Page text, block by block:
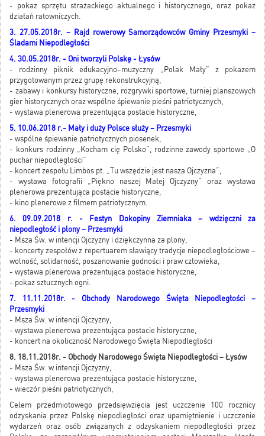
- pokaz sprzętu strażackiego aktualnego i historycznego, oraz pokaz
działań ratowniczych.
3. 27.05.2018r. – Rajd rowerowy Samorządowców Gminy Przesmyki –
Śladami Niepodległości
4. 30.05.2018r. - Oni tworzyli Polskę - Łysów
- rodzinny piknik edukacyjno–muzyczny „Polak Mały” z pokazem
przygotowanym przez grupę rekonstrukcyjną,
- zabawy i konkursy historyczne, rozgrywki sportowe, turniej planszowych
gier historycznych oraz wspólne śpiewanie pieśni patriotycznych,
- wystawa plenerowa prezentująca postacie historyczne,
5. 10.06.2018 r.- Mały i duży Polsce służy – Przesmyki
- wspólne śpiewanie patriotycznych piosenek,
- konkurs rodzinny „Kocham cię Polsko”, rodzinne zawody sportowe „O
puchar niepodległości”
- koncert zespołu Limbos pt. „Tu wszędzie jest nasza Ojczyzna”,
- wystawa fotografii „Piękno naszej Małej Ojczyzny” oraz wystawa
plenerowa prezentująca postacie historyczne,
- kino plenerowe z filmem patriotycznym.
6. 09.09.2018 r. - Festyn Dokopiny Ziemniaka – wdzięczni za
niepodległość i plony – Przesmyki
- Msza Św. w intencji Ojczyzny i dziękczynna za plony,
- koncerty zespołów z repertuarem sławiący tradycje niepodległościowe –
wolność, solidarność, poszanowanie godności i praw człowieka,
- wystawa plenerowa prezentująca postacie historyczne,
- pokaz sztucznych ogni.
7. 11.11.2018r. - Obchody Narodowego Święta Niepodległości –
Przesmyki
- Msza Św. w intencji Ojczyzny,
- wystawa plenerowa prezentująca postacie historyczne,
- koncert na okoliczność Narodowego Święta Niepodległości
8. 18.11.2018r. - Obchody Narodowego Święta Niepodległości – Łysów
- Msza Św. w intencji Ojczyzny,
- wystawa plenerowa prezentująca postacie historyczne,
- wieczór pieśni patriotycznych,
Celem przedmiotowego przedsięwzięcia jest uczczenie 100 rocznicy
odzyskania przez Polskę niepodległości oraz upamiętnienie i uczczenie
wydarzeń oraz osób związanych z odzyskaniem niepodległości przez